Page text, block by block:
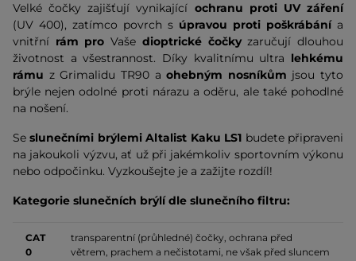
Velké čočky zajišťují vynikající ochranu proti UV záření
(UV 400), zatímco povrch s úpravou proti poškrábánía
vnitřní rám proVaše dioptrické čočkyzaručují dlouhou
životnost a všestrannost. Díky kvalitnímu ultra lehkému
rámu z Grimalidu TR90 aohebným nosníkům jsou tyto
brýle nejen odolné proti nárazu a oděru, ale také pohodlné
na nošení.
Seslunečními brýlemi Altalist Kaku LS1 budete připraveni
na jakoukoli výzvu, ať už při jakémkoliv sportovním výkonu
nebo odpočinku. Vyzkoušejte je a zažijte rozdíl!
Kategorie slunečních brýlí dle slunečního filtru:
CAT
0
transparentní (průhledné) čočky, ochrana před
větrem, prachem a nečistotami, ne však před sluncem